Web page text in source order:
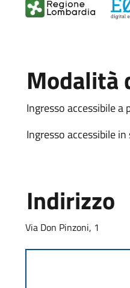
Modalità
Ingresso accessibile
Ingresso accessibile
Indirizzo
Via Don Pinzoni, 1